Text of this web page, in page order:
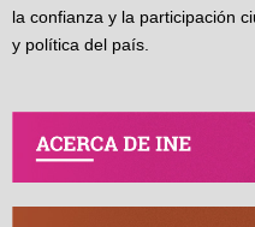
la confianza y la participación
y política del país.